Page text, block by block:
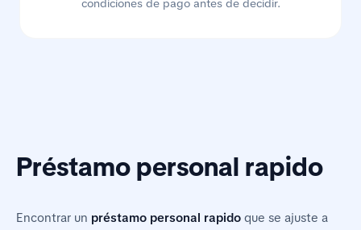
condiciones de pago antes de decidir.
Préstamo personal rapido
Encontrar un préstamo personal rapido que se ajuste a